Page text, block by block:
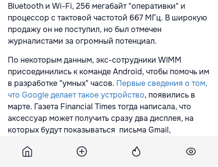
Bluetooth и Wi-Fi, 256 мегабайт "оперативки" и
процессор с тактовой частотой 667 МГц. В широкую
продажу он не поступил, но был отмечен
журналистами за огромный потенциал.
По некоторым данным, экс-сотрудники WIMM
присоединились к команде Android, чтобы помочь им
в разработке "умных" часов. Первые сведения о том,
что Google делает такое устройство, появились в
марте. Газета Financial Times тогда написала, что
аксессуар может получить сразу два дисплея, на
которых будут показываться письма Gmail,
Но, вопреки ожиданиям, на прошедшей в мае